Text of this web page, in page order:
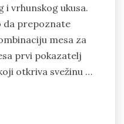
i vrhunskog ukusa.
da prepoznate
mesa za
prvi pokazatelj
otkriva svežinu …